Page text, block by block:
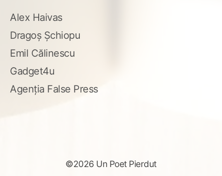
Alex Haivas
Dragoș Șchiopu
Emil Călinescu
Gadget4u
Agenția False Press
©2026 Un Poet Pierdut